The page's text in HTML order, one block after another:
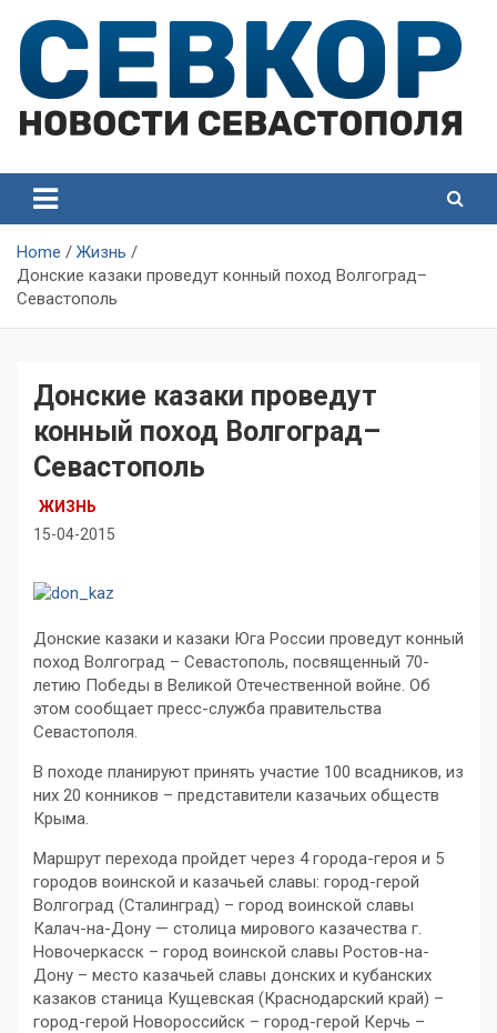
content
Севастополя
Севастополя
Home
Жизнь
Донские казаки проведут конный поход Волгоград–
Севастополь
Донские казаки проведут
конный поход Волгоград–
Севастополь
ЖИЗНЬ
15-04-2015
Донские казаки и казаки Юга России проведут конный
поход Волгоград – Севастополь, посвященный 70-
летию Победы в Великой Отечественной войне. Об
этом сообщает пресс-служба правительства
Севастополя.
В походе планируют принять участие 100 всадников, из
них 20 конников – представители казачьих обществ
Крыма.
Маршрут перехода пройдет через 4 города-героя и 5
городов воинской и казачьей славы: город-герой
Волгоград (Сталинград) – город воинской славы
Калач-на-Дону — столица мирового казачества г.
Новочеркасск – город воинской славы Ростов-на-
Дону – место казачьей славы донских и кубанских
казаков станица Кущевская (Краснодарский край) –
город-герой Новороссийск – город-герой Керчь –